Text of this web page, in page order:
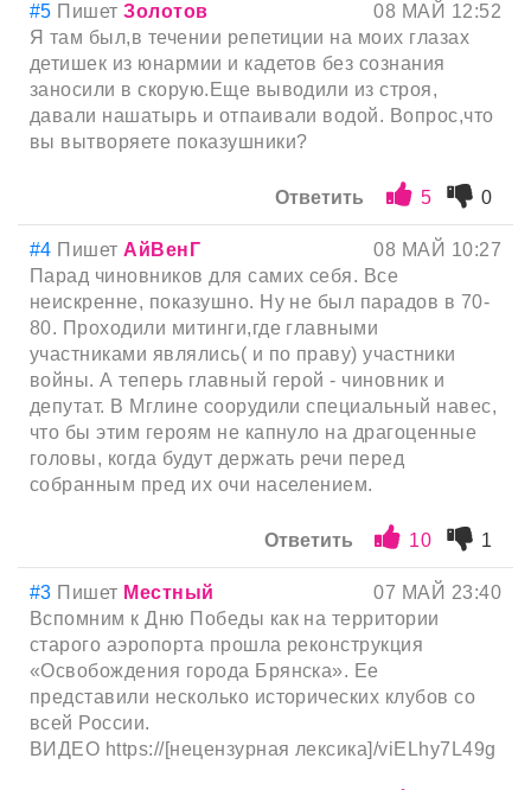
#5 ПишетЗолотов
08 МАЙ 12:52
Я там был,в течении репетиции на моих глазах
детишек из юнармии и кадетов без сознания
заносили в скорую.Еще выводили из строя,
давали нашатырь и отпаивали водой. Вопрос,что
вы вытворяете показушники?
Ответить 5 0
#4 Пишет АйВенГ
08 МАЙ 10:27
Парад чиновников для самих себя. Все
неискренне, показушно. Ну не был парадов в 70-
80. Проходили митинги,где главными
участниками являлись( и по праву) участники
войны. А теперь главный герой - чиновник и
депутат. В Мглине соорудили специальный навес,
что бы этим героям не капнуло на драгоценные
головы, когда будут держать речи перед
собранным пред их очи населением.
Ответить 10 1
#3 Пишет Местный
07 МАЙ 23:40
Вспомним к Дню Победы как на территории
старого аэропорта прошла реконструкция
«Освобождения города Брянска». Ее
представили несколько исторических клубов со
всей России.
ВИДЕО https://[нецензурная лексика]/viELhy7L49g